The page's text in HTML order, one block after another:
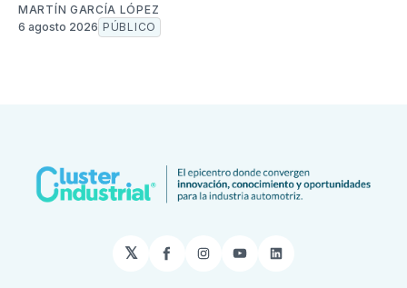
MARTÍN GARCÍA LÓPEZ
6 agosto 2026 PÚBLICO
𝕏 Facebook
Instagram
YouTubeLinkedIn